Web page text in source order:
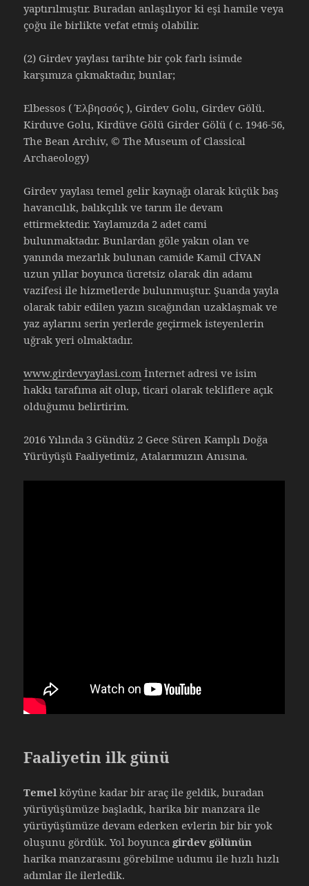
yaptırılmıştır. Buradan anlaşılıyor ki eşi hamile veya
çoğu ile birlikte vefat etmiş olabilir.
(2) Girdev yaylası tarihte bir çok farlı isimde
karşımıza çıkmaktadır, bunlar;
Elbessos ( Έλβησσός ), Girdev Golu, Girdev Gölü.
Kirduve Golu, Kirdüve Gölü Girder Gölü ( c. 1946-56,
The Bean Archiv, © The Museum of Classical
Archaeology)
Girdev yaylası temel gelir kaynağı olarak küçük baş
havancılık, balıkçılık ve tarım ile devam
ettirmektedir. Yaylamızda 2 adet cami
bulunmaktadır. Bunlardan göle yakın olan ve
yanında mezarlık bulunan camide Kamil CİVAN
uzun yıllar boyunca ücretsiz olarak din adamı
vazifesi ile hizmetlerde bulunmuştur. Şuanda yayla
olarak tabir edilen yazın sıcağından uzaklaşmak ve
yaz aylarını serin yerlerde geçirmek isteyenlerin
uğrak yeri olmaktadır.
www.girdevyaylasi.com İnternet adresi ve isim
hakkı tarafıma ait olup, ticari olarak tekliflere açık
olduğumu belirtirim.
2016 Yılında 3 Gündüz 2 Gece Süren Kamplı Doğa
Yürüyüşü Faaliyetimiz, Atalarımızın Anısına.
Faaliyetin ilk günü
Temelköyüne kadar bir araç ile geldik, buradan
yürüyüşümüze başladık, harika bir manzara ile
yürüyüşümüze devam ederken evlerin bir bir yok
oluşunu gördük. Yol boyuncagirdev gölünün
harika manzarasını görebilme udumu ile hızlı hızlı
adımlar ile ilerledik.